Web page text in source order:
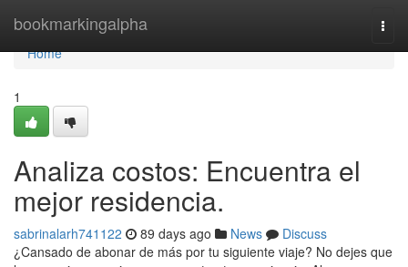
bookmarkingalpha
Home
Home
1
Analiza costos: Encuentra el
mejor residencia.
sabrinalarh741122 89 days ago News
Discuss
¿Cansado de abonar de más por tu siguiente viaje? No dejes que